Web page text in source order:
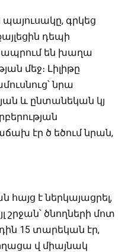
պայուսակը, գրկեց
դեպի
են խաղա
մեջ։ Լիլիթը
նրա
և ընտանեկան կյ
էր ծ եծում նրան,
հայց է ներկայացրել,
շրջան՝ ծնողների մոտ
15 տարեկան էր,
վ միայնակ